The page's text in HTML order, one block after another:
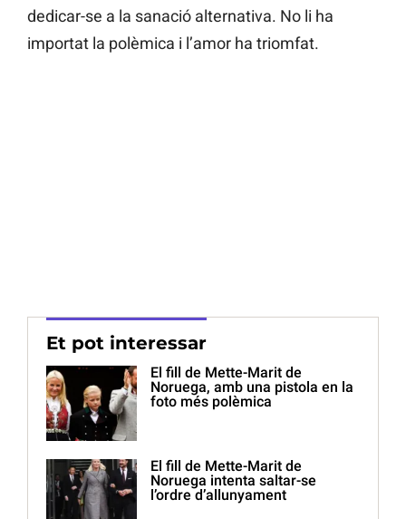
dedicar-se a la sanació alternativa. No li ha
importat la polèmica i l’amor ha triomfat.
Et pot interessar
El fill de Mette-Marit de
Noruega, amb una pistola en la
foto més polèmica
El fill de Mette-Marit de
Noruega intenta saltar-se
l’ordre d’allunyament